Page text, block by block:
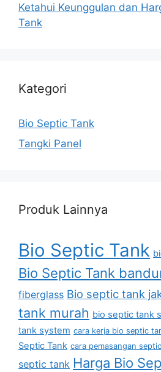
Ketahui Keunggulan dan
Tank
Kategori
Bio Septic Tank
Tangki Panel
Produk Lainnya
Bio Septic Tank
Bio Septic Tank
fiberglass Bio septic tank
tank murah bio septic tank
tank system cara kerja bio septic
Septic Tank cara pemasangan
septic tank Harga Bio